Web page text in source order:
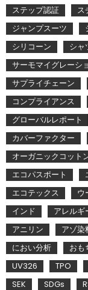
ステップ認証
ス
ジャンプスーツ
シリコーン
シャ
サーモマイグレーシ
サプライチェーン
コンプライアンス
グローバルレポート
カバーファクター
オーガニックコット
エコパスポート
エコテックス
ウ
インド
アレルギ
アニリン
アゾ染
におい分析
おも
UV326
TPO
SEK
SDGs